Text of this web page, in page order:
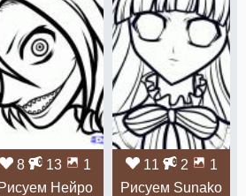
8 13
1
Рисуем Нейро
11 2
1
Рисуем Sunako